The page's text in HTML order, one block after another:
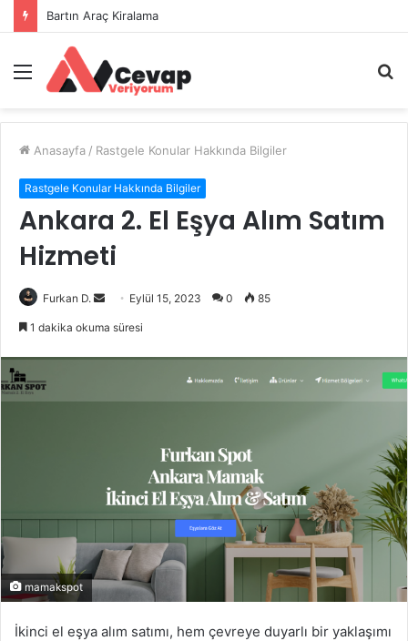
Bartın Araç Kiralama
Menü
...
Anasayfa / Rastgele Konular Hakkında Bilgiler
Rastgele Konular Hakkında Bilgiler
Ankara 2. El Eşya Alım Satım
Hizmeti
Furkan D.
Bir
göndermek
Eylül 15, 2023 0 85
1 dakika okuma süresi
mamakspot
İkinci el eşya alım satımı, hem çevreye duyarlı bir yaklaşımı